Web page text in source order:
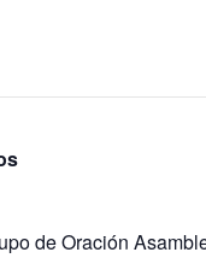
de Oración